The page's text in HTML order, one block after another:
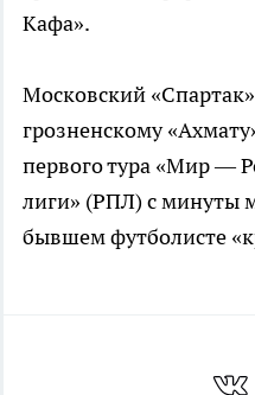
Кафа».
Московский
грозненскому
первого тура «Мир —
лиги» (РПЛ) с минуты
бывшем футболисте